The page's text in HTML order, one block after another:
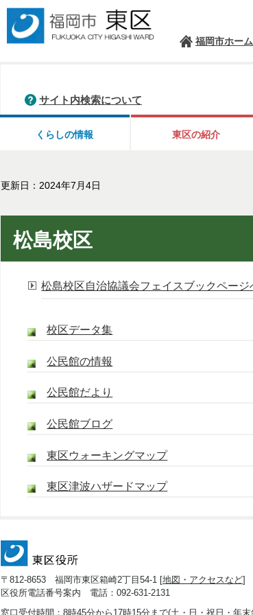
福岡市ホー
サイト内検索について
くらしの情報 東区の紹介
更新日：2024年7月4日
松島校区
松島校区自治協議会フェイスブックページ
校区データ集
公民館の情報
公民館だより
公民館ブログ
東区ウォーキングマップ
東区津波ハザードマップ
〒812-8653 福岡市東区箱崎2丁目54-1 [地図・アクセスなど]
区役所電話番号案内 電話：092-631-2131
窓口受付時間：8時45分から17時15分まで(土・日・祝日・年